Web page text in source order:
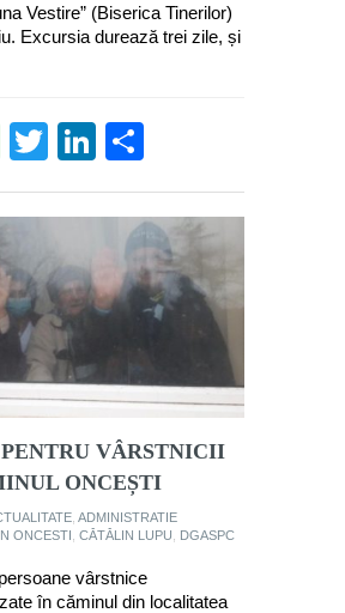
Vestire” (Biserica Tinerilor)
Excursia durează trei zile, și
WhatsApp
TwitterLinkedIn
VÂRSTNICII
ONCEȘTI
ADMINISTRATIE
ONCESTI CĂTĂLIN LUPU
DGASPC
vârstnice
în căminul din localitatea